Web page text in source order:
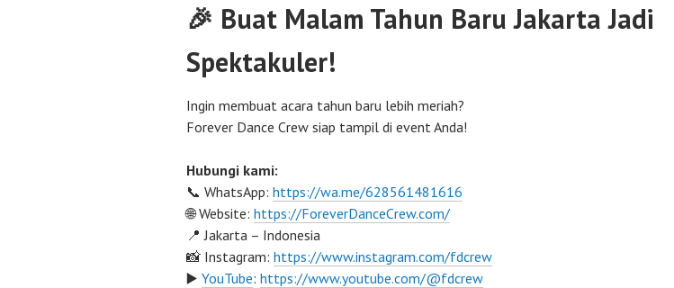
🎉 Buat Malam Tahun Baru Jakarta Jadi
Spektakuler!
Ingin membuat acara tahun baru lebih meriah?
Forever Dance Crew siap tampil di event Anda!
Hubungi kami:
📞 WhatsApp: https://wa.me/628561481616
🌐 Website: https://ForeverDanceCrew.com/
📍 Jakarta – Indonesia
📸 Instagram: https://www.instagram.com/fdcrew
▶️ YouTube: https://www.youtube.com/@fdcrew